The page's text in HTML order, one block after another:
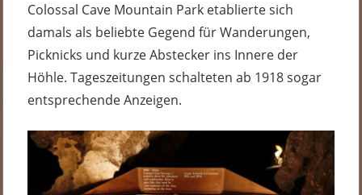
Colossal Cave Mountain Park etablierte sich
damals als beliebte Gegend für Wanderungen,
Picknicks und kurze Abstecker ins Innere der
Höhle. Tageszeitungen schalteten ab 1918 sogar
entsprechende Anzeigen.